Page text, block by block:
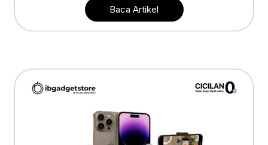
Baca Artikel